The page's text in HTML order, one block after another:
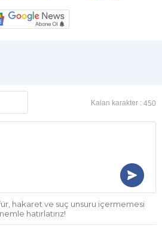
Kalan karakter : 450
hakaret ve suç unsuru içermemesi
hatırlatırız!